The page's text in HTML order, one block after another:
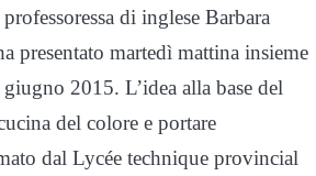
di inglese Barbara
presentato martedì mattina insieme
2015. L’idea alla base del
del colore e portare
dal Lycée technique provincial